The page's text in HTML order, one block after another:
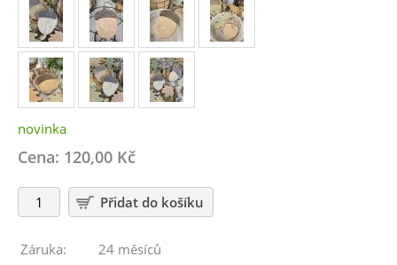
novinka
Cena: 120,00 Kč
Záruka:
24 měsíců